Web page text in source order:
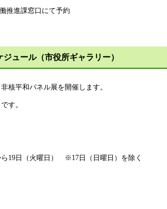
推進課窓口にて予約
ュール（市役所ギャラリー）
核平和パネル展を開催します。
す。
ら19日（火曜日） ※17日（日曜日）を除く